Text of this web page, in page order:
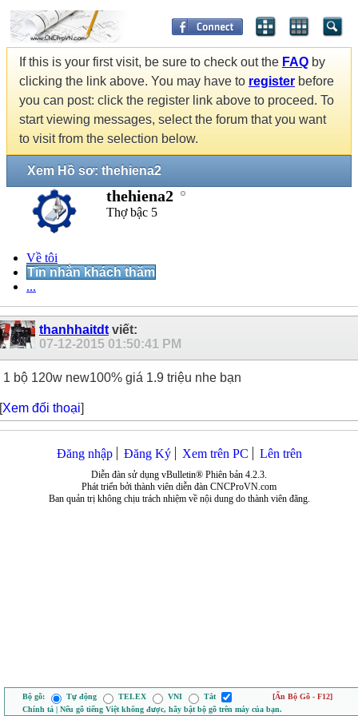
If this is your first visit, be sure to check out the FAQ by
clicking the link above. You may have to register before
you can post: click the register link above to proceed. To
start viewing messages, select the forum that you want
to visit from the selection below.
Xem Hồ sơ: thehiena2
thehiena2
Thợ bậc 5
Về tôi
Tin nhắn khách thăm
...
thanhhaitdt viết:
07-12-2015 01:50:41 PM
1 bộ 120w new100% giá 1.9 triệu nhe bạn
[Xem đối thoại]
Đăng nhập Đăng Ký Xem trên PC Lên trên
Diễn đàn sử dụng vBulletin® Phiên bản 4.2.3.
Phát triển bởi thành viên diễn đàn CNCProVN.com
Ban quản trị không chịu trách nhiệm về nội dung do thành viên đăng.
Bộ gõ: Tự động TELEX VNI Tắt
[Ẩn Bộ Gõ - F12]
Chính tả | Nếu gõ tiếng Việt không được, hãy bật bộ gõ trên máy của bạn.